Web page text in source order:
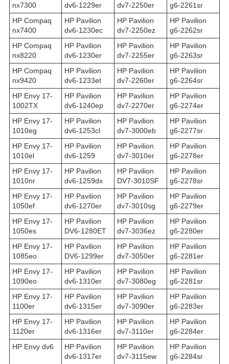
nx7300
dv6-1229er
dv7-2250er
g6-2261sr
HP Compaq
nx7400
HP Pavilion
dv6-1230ec
HP Pavilion
dv7-2250ez
HP Pavilion
g6-2262sr
HP Compaq
nx8220
HP Pavilion
dv6-1230er
HP Pavilion
dv7-2255er
HP Pavilion
g6-2263sr
HP Compaq
nx9420
HP Pavilion
dv6-1233et
HP Pavilion
dv7-2260er
HP Pavilion
g6-2264sr
HP Envy 17-
1002TX
HP Pavilion
dv6-1240ep
HP Pavilion
dv7-2270er
HP Pavilion
g6-2274er
HP Envy 17-
1010eg
HP Pavilion
dv6-1253cl
HP Pavilion
dv7-3000eb
HP Pavilion
g6-2277sr
HP Envy 17-
1010el
HP Pavilion
dv6-1259
HP Pavilion
dv7-3010er
HP Pavilion
g6-2278er
HP Envy 17-
1010nr
HP Pavilion
dv6-1259dx
HP Pavilion
DV7-3010SF
HP Pavilion
g6-2278sr
HP Envy 17-
1050ef
HP Pavilion
dv6-1270er
HP Pavilion
dv7-3010sg
HP Pavilion
g6-2279er
HP Envy 17-
1050es
HP Pavilion
DV6-1280ET
HP Pavilion
dv7-3036ez
HP Pavilion
g6-2280er
HP Envy 17-
1085eo
HP Pavilion
DV6-1299er
HP Pavilion
dv7-3050er
HP Pavilion
g6-2281er
HP Envy 17-
1090eo
HP Pavilion
dv6-1310er
HP Pavilion
dv7-3080eg
HP Pavilion
g6-2281sr
HP Envy 17-
1100er
HP Pavilion
dv6-1315er
HP Pavilion
dv7-3090er
HP Pavilion
g6-2283er
HP Envy 17-
1120er
HP Pavilion
dv6-1316er
HP Pavilion
dv7-3110er
HP Pavilion
g6-2284er
HP Envy dv6
HP Pavilion
dv6-1317er
HP Pavilion
dv7-3115ew
HP Pavilion
g6-2284sr